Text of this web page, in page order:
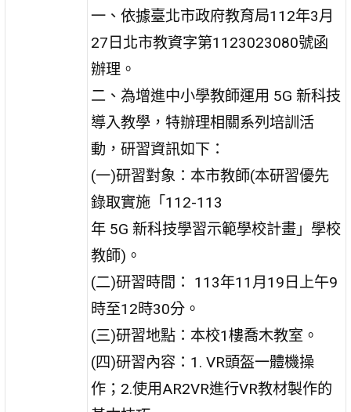
一、依據臺北市政府教育局112年3月
27日北市教資字第1123023080號函
辦理。
二、為增進中小學教師運用 5G 新科技
導入教學，特辦理相關系列培訓活
動，研習資訊如下：
(一)研習對象：本市教師(本研習優先
錄取實施「112-113
年 5G 新科技學習示範學校計畫」學校
教師)。
(二)研習時間： 113年11月19日上午9
時至12時30分。
(三)研習地點：本校1樓喬木教室。
(四)研習內容：1. VR頭盔一體機操
作；2.使用AR2VR進行VR教材製作的